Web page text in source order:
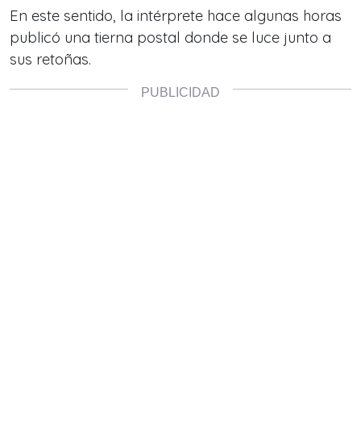
En este sentido, la intérprete hace algunas horas
publicó una tierna postal donde se luce junto a
sus retoñas.